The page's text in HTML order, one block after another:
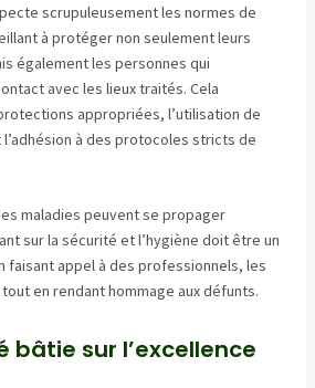
scrupuleusement les normes de
à protéger non seulement leurs
également les personnes qui
avec les lieux traités. Cela
appropriées, l’utilisation de
à des protocoles stricts de
maladies peuvent se propager
sur la sécurité et l’hygiène doit être un
faisant appel à des professionnels, les
en rendant hommage aux défunts.
bâtie sur l’excellence